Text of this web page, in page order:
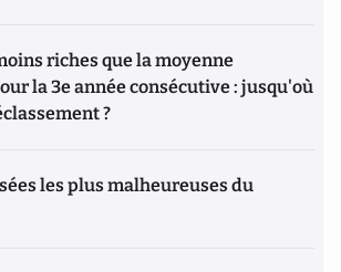
riches que la moyenne
la 3e année consécutive : jusqu'où
?
les plus malheureuses du